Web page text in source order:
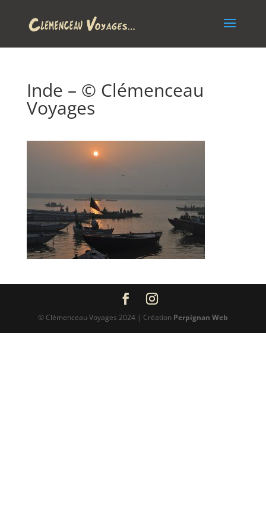
Inde – © Clémenceau
Voyages
© Clémenceau Voyages 2024 | Création Perpignan Web